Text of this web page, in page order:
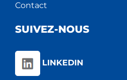
Contact
SUIVEZ-NOUS
LINKEDIN